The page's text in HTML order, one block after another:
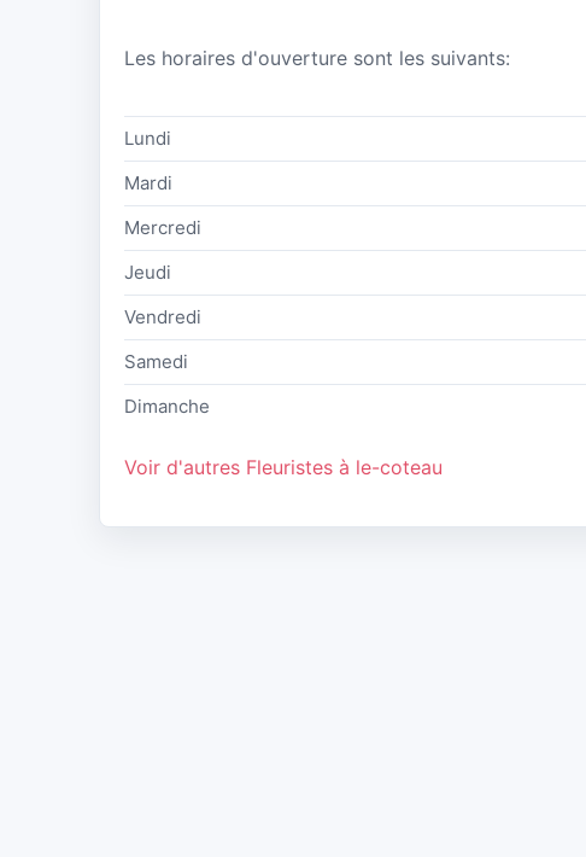
Les horaires d'ouverture sont les suivants:
Lundi
Mardi
Mercredi
Jeudi
Vendredi
Samedi
Dimanche
Voir d'autres Fleuristes à le-coteau